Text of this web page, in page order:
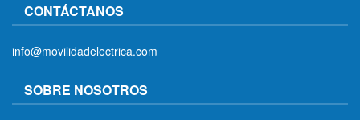
CONTÁCTANOS
info@movilidadelectrica.com
SOBRE NOSOTROS